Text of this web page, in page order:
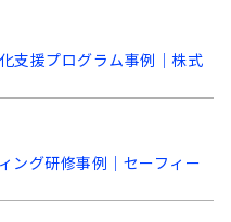
支援プログラム事例│株式
ング研修事例｜セーフィー